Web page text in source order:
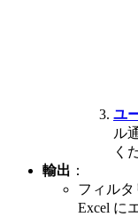
ユ
ル
く
輸出 ：
フィル
Excel に